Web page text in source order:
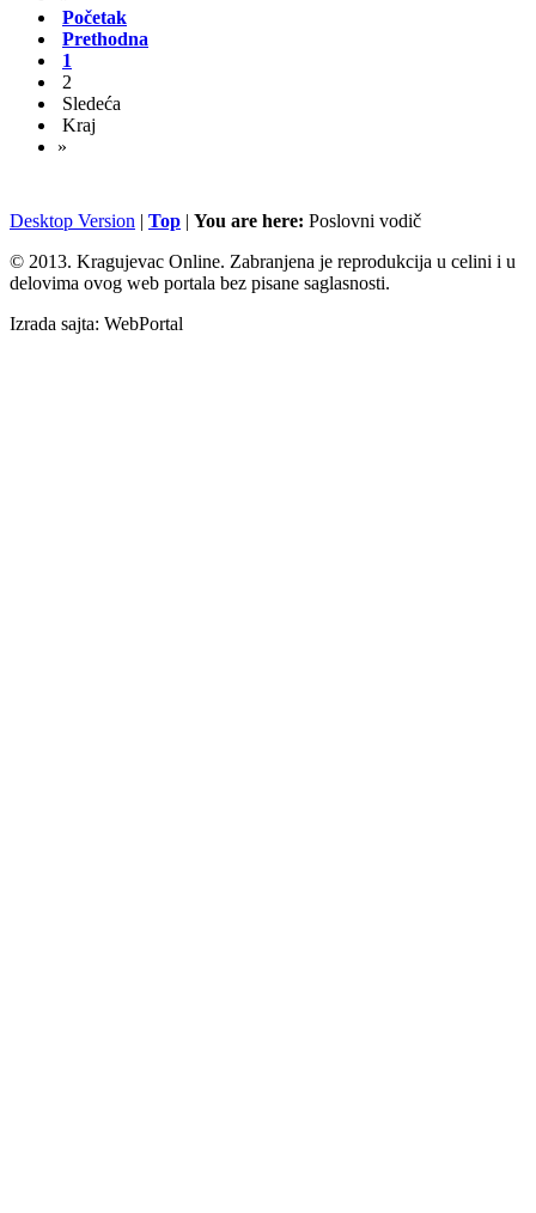
Početak
Prethodna
1
2
Sledeća
Kraj
»
Desktop Version | Top | You are here: Poslovni vodič
© 2013. Kragujevac Online. Zabranjena je reprodukcija u celini i u
delovima ovog web portala bez pisane saglasnosti.
Izrada sajta: WebPortal